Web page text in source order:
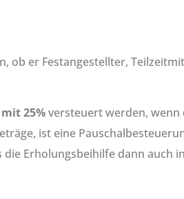
ob er Festangestellter,
25%versteuert werden, wenn
ist eine
Erholungsbeihilfe dann auch